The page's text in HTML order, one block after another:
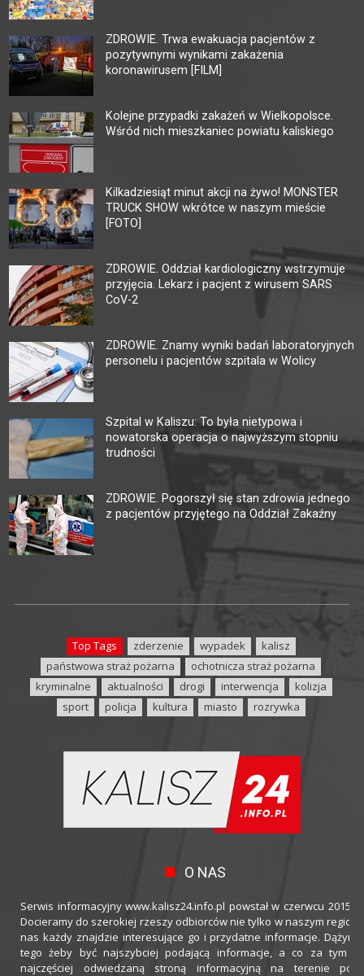
ZDROWIE. Trwa ewakuacja pacjentów z
pozytywnymi wynikami zakażenia
koronawirusem [FILM]
Kolejne przypadki zakażeń w Wielkopolsce.
Wśród nich mieszkaniec powiatu kaliskiego
Kilkadziesiąt minut akcji na żywo! MONSTER
TRUCK SHOW wkrótce w naszym mieście
[FOTO]
ZDROWIE. Oddział kardiologiczny wstrzymuje
przyjęcia. Lekarz i pacjent z wirusem SARS
CoV-2
ZDROWIE. Znamy wyniki badań laboratoryjnych
personelu i pacjentów szpitala w Wolicy
Szpital w Kaliszu: To była nietypowa i
nowatorska operacja o najwyższym stopniu
trudności
ZDROWIE. Pogorszył się stan zdrowia jednego
z pacjentów przyjętego na Oddział Zakaźny
Top Tags zderzenie wypadek
kalisz
państwowa straż pożarna
ochotnicza straż pożarna
kryminalne
aktualności drogi interwencja
kolizja
sport
policja kultura miasto rozrywka
O NAS
Serwis informacyjny www.kalisz24.info.pl powstał w czerwcu 2015
Docieramy do szerokiej rzeszy odbiorców nie tylko w naszym
nas każdy znajdzie interesujące go i przydatne informacje.
tego żeby być najszybciej podającą informacje, a co za tym
najczęściej odwiedzaną stroną informacyjną na terenie